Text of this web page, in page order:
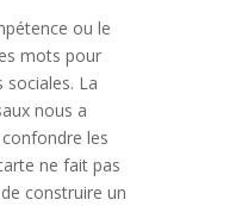
ou le
mots pour
sociales. La
nous a
confondre les
ne fait pas
construire un